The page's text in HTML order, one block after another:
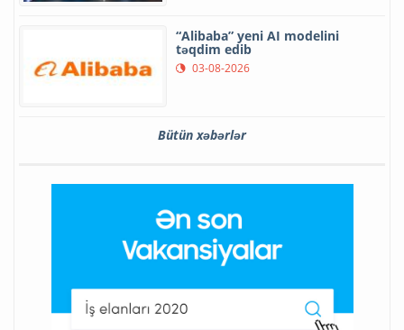
“Alibaba” yeni AI modelini
təqdim edib
03-08-2026
Bütün xəbərlər